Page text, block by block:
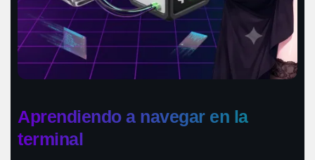
Aprendiendo a navegar en la
terminal